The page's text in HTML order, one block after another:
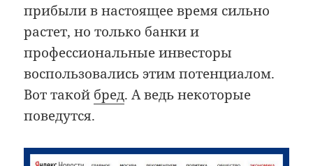
прибыли в настоящее время сильно
растет, но только банки и
профессиональные инвесторы
воспользовались этим потенциалом.
Вот такой бред. А ведь некоторые
поведутся.